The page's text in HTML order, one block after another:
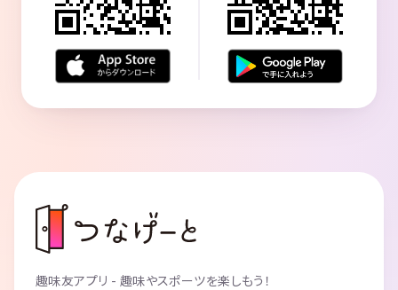
趣味友アプリ - 趣味やスポーツを楽しもう！